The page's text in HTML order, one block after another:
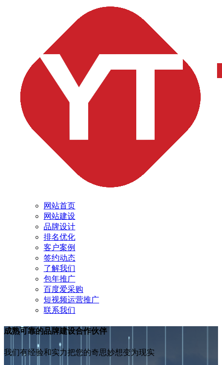
网站首页
网站建设
品牌设计
排名优化
客户案例
签约动态
了解我们
包年推广
百度爱采购
短视频运营推广
联系我们
成熟可靠的品牌建设合作伙伴
我们有经验和实力把您的奇思妙想变为现实